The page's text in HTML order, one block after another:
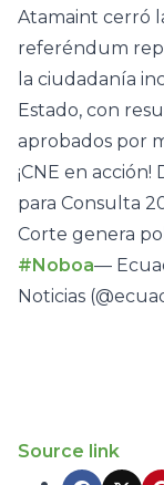
Atamaint cerró
referéndum
la ciudadanía
Estado, con
aprobados por
¡CNE en
para Consulta
Corte genera
#Noboa—
Noticias
Source link